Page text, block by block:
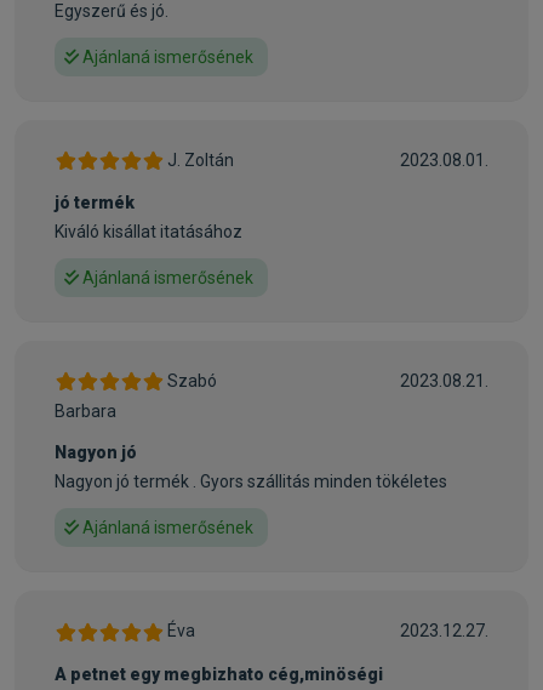
Egyszerű és jó.
Ajánlaná ismerősének
J. Zoltán 2023.08.01.
jó termék
Kiváló kisállat itatásához
Ajánlaná ismerősének
Szabó
Barbara
2023.08.21.
Nagyon jó
Nagyon jó termék . Gyors szállitás minden tökéletes
Ajánlaná ismerősének
Éva 2023.12.27.
A petnet egy megbizhato cég,minöségi